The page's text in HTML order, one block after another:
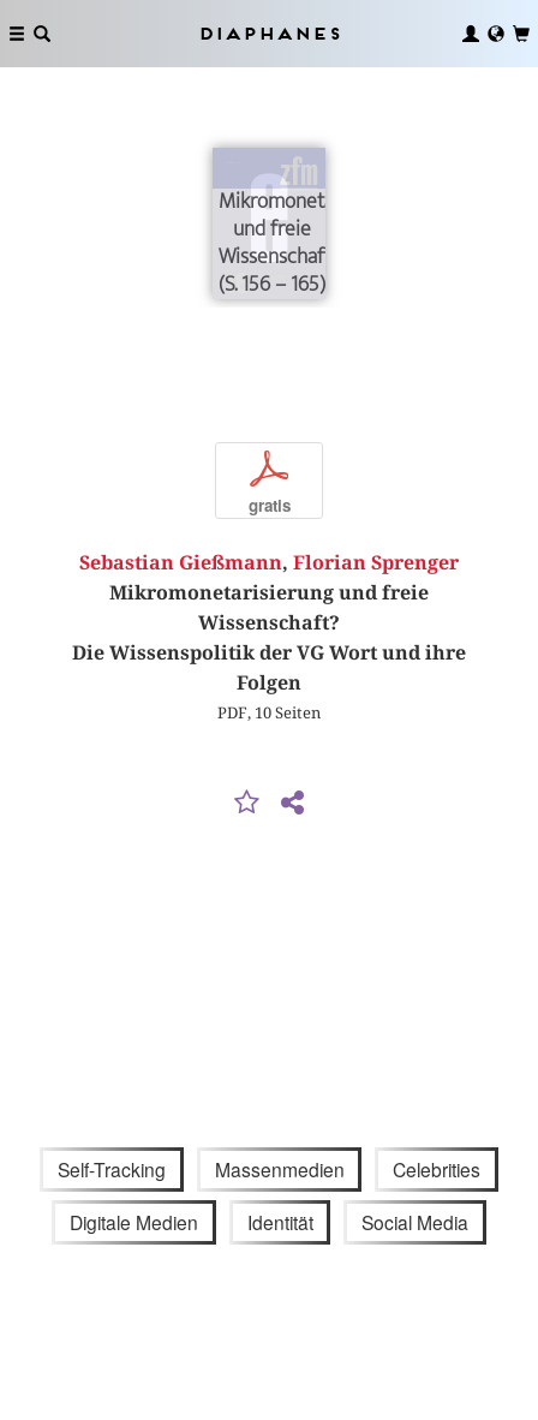
Diaphanes
Mikromonetarisierung
und freie
Wissenschaft?
(S. 156 – 165)
p
gratis
Sebastian Gießmann, Florian Sprenger
Mikromonetarisierung und freie
Wissenschaft?
Die Wissenspolitik der VG Wort und ihre
Folgen
PDF, 10 Seiten
Self-Tracking Massenmedien Celebrities
Digitale Medien Identität Social Media